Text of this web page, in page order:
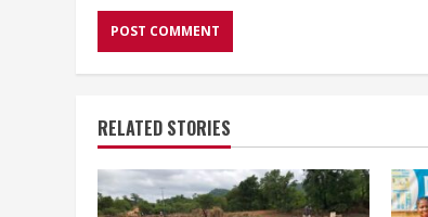
RELATED STORIES